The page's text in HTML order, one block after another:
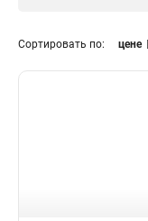
Сортировать по: цене